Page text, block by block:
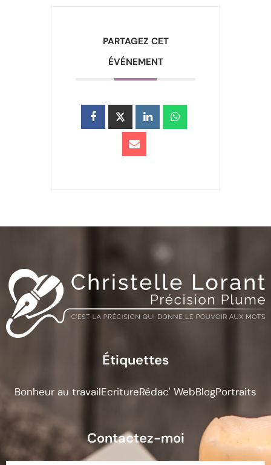
PARTAGEZ CET
ÉVÉNEMENT
Étiquettes
Bonheur au travailEcritureRédac' WebBlogPortraits
Contactez-moi